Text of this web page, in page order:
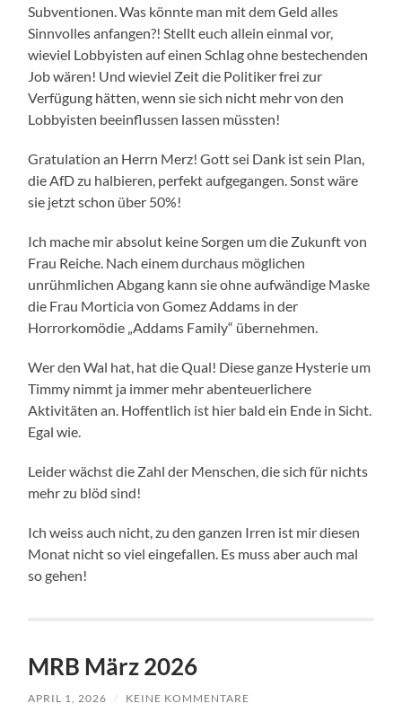
Subventionen. Was könnte man mit dem Geld alles
Sinnvolles anfangen?! Stellt euch allein einmal vor,
wieviel Lobbyisten auf einen Schlag ohne bestechenden
Job wären! Und wieviel Zeit die Politiker frei zur
Verfügung hätten, wenn sie sich nicht mehr von den
Lobbyisten beeinflussen lassen müssten!
Gratulation an Herrn Merz! Gott sei Dank ist sein Plan,
die AfD zu halbieren, perfekt aufgegangen. Sonst wäre
sie jetzt schon über 50%!
Ich mache mir absolut keine Sorgen um die Zukunft von
Frau Reiche. Nach einem durchaus möglichen
unrühmlichen Abgang kann sie ohne aufwändige Maske
die Frau Morticia von Gomez Addams in der
Horrorkomödie „Addams Family“ übernehmen.
Wer den Wal hat, hat die Qual! Diese ganze Hysterie um
Timmy nimmt ja immer mehr abenteuerlichere
Aktivitäten an. Hoffentlich ist hier bald ein Ende in Sicht.
Egal wie.
Leider wächst die Zahl der Menschen, die sich für nichts
mehr zu blöd sind!
Ich weiss auch nicht, zu den ganzen Irren ist mir diesen
Monat nicht so viel eingefallen. Es muss aber auch mal
so gehen!
MRB März 2026
APRIL 1, 2026 / KEINE KOMMENTARE